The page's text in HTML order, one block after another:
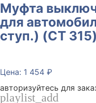
Муфта
для
ступ.) (CT 315)
Цена: 1 454 ₽
авторизуйтесь для
playlist_add